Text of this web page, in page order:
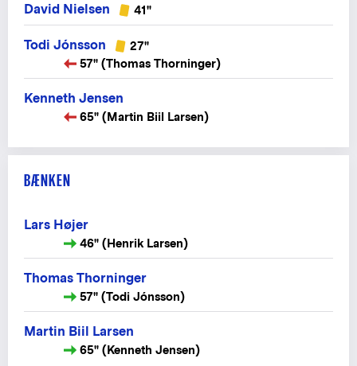
David Nielsen 41"
Todi Jónsson
27"
57" (Thomas Thorninger)
Kenneth Jensen
65" (Martin Biil Larsen)
BÆNKEN
Lars Højer
46" (Henrik Larsen)
Thomas Thorninger
57" (Todi Jónsson)
Martin Biil Larsen
65" (Kenneth Jensen)